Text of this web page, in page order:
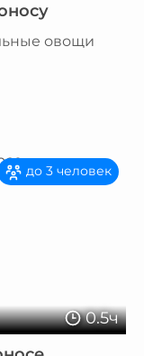
овощи
0.5ч
до 3 человек